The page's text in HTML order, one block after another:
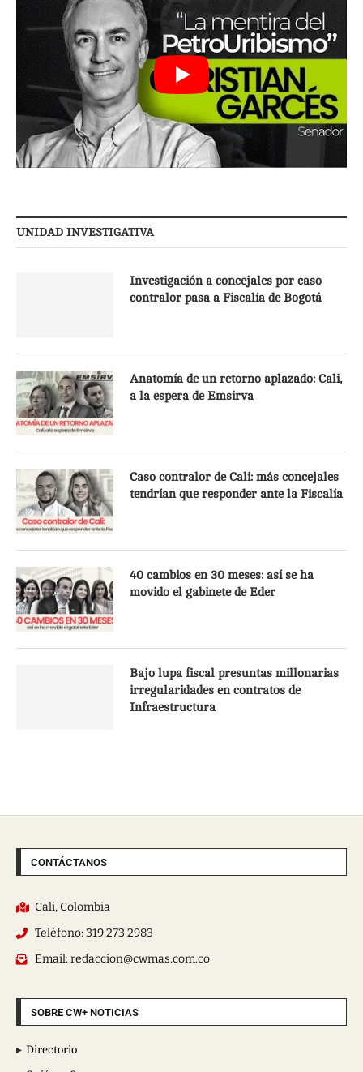
UNIDAD INVESTIGATIVA
Investigación a concejales por caso
contralor pasa a Fiscalía de Bogotá
Anatomía de un retorno aplazado: Cali,
a la espera de Emsirva
Caso contralor de Cali: más concejales
tendrían que responder ante la Fiscalía
40 cambios en 30 meses: así se ha
movido el gabinete de Eder
Bajo lupa fiscal presuntas millonarias
irregularidades en contratos de
Infraestructura
CONTÁCTANOS
Cali, Colombia
Teléfono: 319 273 2983
Email: redaccion@cwmas.com.co
SOBRE CW+ NOTICIAS
Directorio